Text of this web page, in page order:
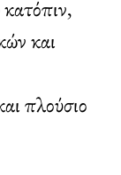
και
πλούσιο